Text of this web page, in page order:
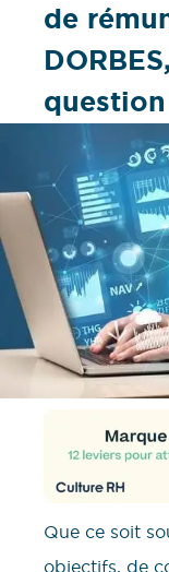
de
Que ce soit
objectifs, de